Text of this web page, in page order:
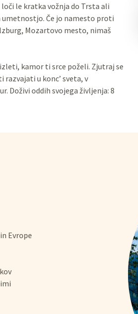
le kratka vožnja do Trsta ali
Če jo namesto proti
Mozartovo mesto, nimaš
kamor ti srce poželi. Zjutraj se
razvajati u konc’ sveta, v
Doživi oddih svojega življenja: 8
Evrope